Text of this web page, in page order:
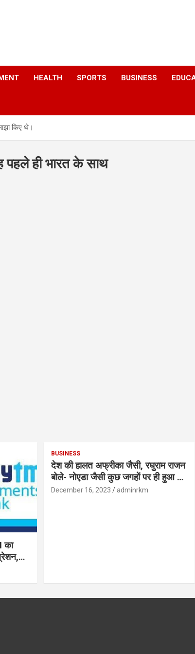
HEALTH SPORTS BUSINESS
किए थे।
पहले ही भारत के साथ
का
BUSINESS
देश की हालत अफ्रीका जैसी, रघुराम राजन
बोले- नोएडा जैसी कुछ जगहों पर ही हुआ है
विकास : रघुराम राजन
December 16, 2023 adminrkm